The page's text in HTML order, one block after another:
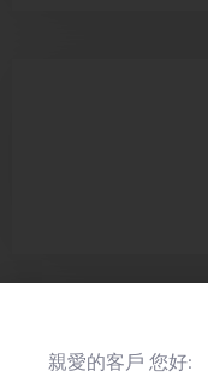
親愛的客戶 您好: